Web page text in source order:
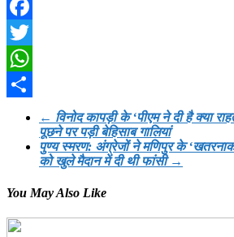
Facebook
Twitter
WhatsApp
← विनोद कापड़ी के ‘पीएम ने दी है क्या
पूछने पर पड़ी बेहिसाब गालियां
पुण्य स्मरण: अंग्रेजों ने मणिपुर के ‘खतरनाक
को खुले मैदान में दी थी फांसी →
You May Also Like